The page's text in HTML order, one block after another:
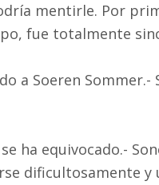
mentirle. Por
fue totalmente
a Soeren Sommer.-
ha equivocado.-
dificultosamente y